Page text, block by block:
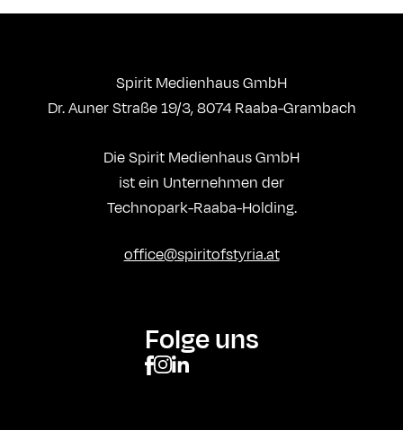
Spirit Medienhaus GmbH
Dr. Auner Straße 19/3, 8074 Raaba-Grambach
Die Spirit Medienhaus GmbH
ist ein Unternehmen der
Technopark-Raaba-Holding.
office@spiritofstyria.at
Folge uns